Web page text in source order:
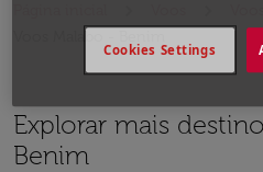
Explorar mais
Benim
Cookies Settings